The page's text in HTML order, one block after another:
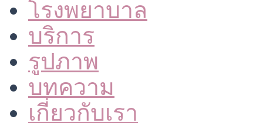
โรงพยาบาล
บริการ
รูปภาพ
บทความ
เกี่ยวกับเรา